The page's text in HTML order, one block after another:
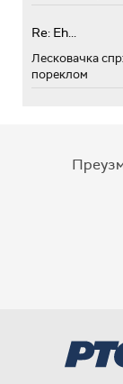
Re: Eh...
Лесковачка
пореклом